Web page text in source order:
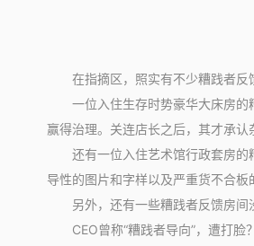
在指摘区，照实有不少糟践者反
一位入住生存时势豪华大床房的
赢得治理。关连店长之后，其才承认
还有一位入住艺术馆行政套房的糟
导性的图片和字样以及严重货不合板
另外，还有一些糟践者反馈房间
CEO曾称“糟践者导向”，遭打脸？